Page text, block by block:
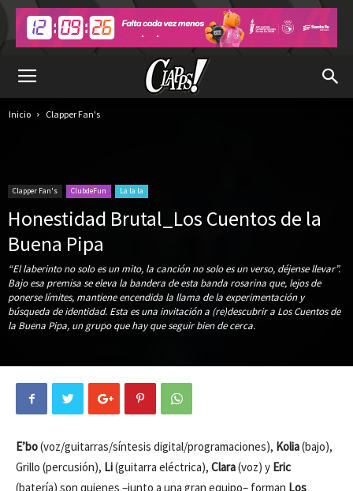
Inicio Clapper Fan's
Clapper Fan's ClubdeFun La la la
Honestidad Brutal_Los Cuentos de la
Buena Pipa
“El laberinto no solo es un mito, la canción no solo es un verso, déjense llevar”.
Bajo esa premisa se eleva la bandera de esta banda rosarina que, lejos de
ponerse límites, mantiene encendida la llama de la experimentación y
búsqueda de identidad. Esta es una invitación a (re)descubrir a Los Cuentos de
la Buena Pipa, un grupo que hay que seguir bien de cerca.
E’bo(voz/guitarras/síntesis digital/programaciones), Kolia(bajo),
Grillo (percusión), Li(guitarra eléctrica), Clara(voz) y Eric
(batería) son quienes –junto a una gran equipo– forman Los